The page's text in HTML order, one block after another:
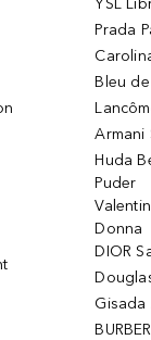
Prada
Bleu de
Armani
Huda
Puder
Donna
DIOR